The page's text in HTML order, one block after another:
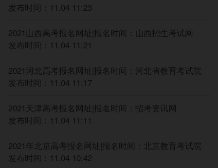
年12月14日进行，第二次考试于2020年3月14日进行。
考试于2020年6月8日进行。听力考试报名与高考报名同
期进行。
时，所选报科目须已通过学业水平合格性考试(2019年及
以前的会考成绩不低于C等级，京外高中就读考生须通
考的学业水平等级性考试选考科目尚未通过合格性考试
的考生，可以于2019年11月8日至12日报名参加2020年1
2020年3月2日至3日向报名单位申请补报学业水平等级
性考试选考科目。
发布时间：11.04 11:23
2021山西高考报名网址|报名时间：山西招生考试网
发布时间：11.04 11:21
2021河北高考报名网址|报名时间：河北省教育考试院
发布时间：11.04 11:17
2021天津高考报名网址|报名时间：招考资讯网
发布时间：11.04 11:11
2021年北京高考报名网址|报名时间：北京教育考试院
发布时间：11.04 10:42